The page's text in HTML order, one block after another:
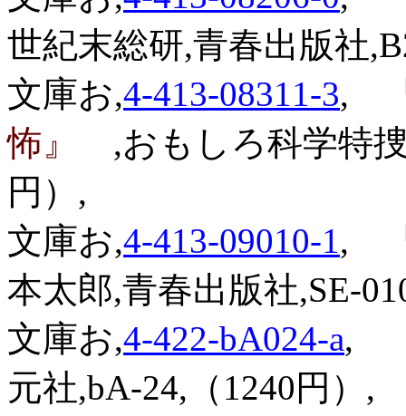
世紀末総研,青春出版社
文庫お,4-413-08311-3,
怖』 ,おもしろ科学特
円）,
文庫お,4-413-09010-1,
本太郎,青春出版社,SE-
文庫お,4-422-bA024-a,
元社,bA-24,（1240円）,